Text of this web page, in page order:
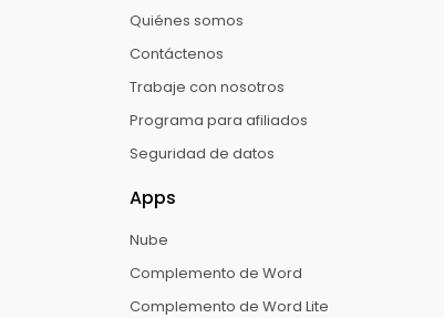
Quiénes somos
Contáctenos
Trabaje con nosotros
Programa para afiliados
Seguridad de datos
Apps
Nube
Complemento de Word
Complemento de Word Lite